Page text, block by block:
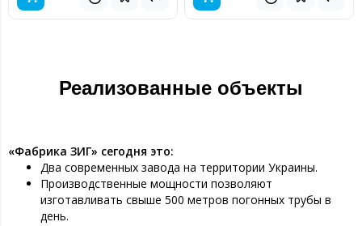
Реализованные объекты
«Фабрика ЗИГ» сегодня это:
Два современных завода на территории Украины.
Производственные мощности позволяют
изготавливать свыше 500 метров погонных трубы в
день.